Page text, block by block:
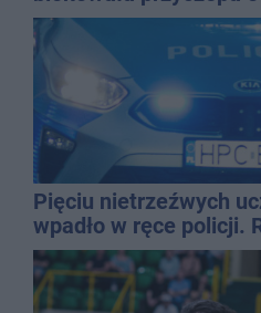
Pięciu nietrzeźwych
wpadło w ręce policji.
promila